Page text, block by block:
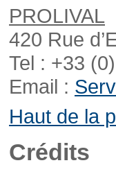
PROLIVAL
420 Rue
Tel : +33
Email :
Haut de la
Crédits